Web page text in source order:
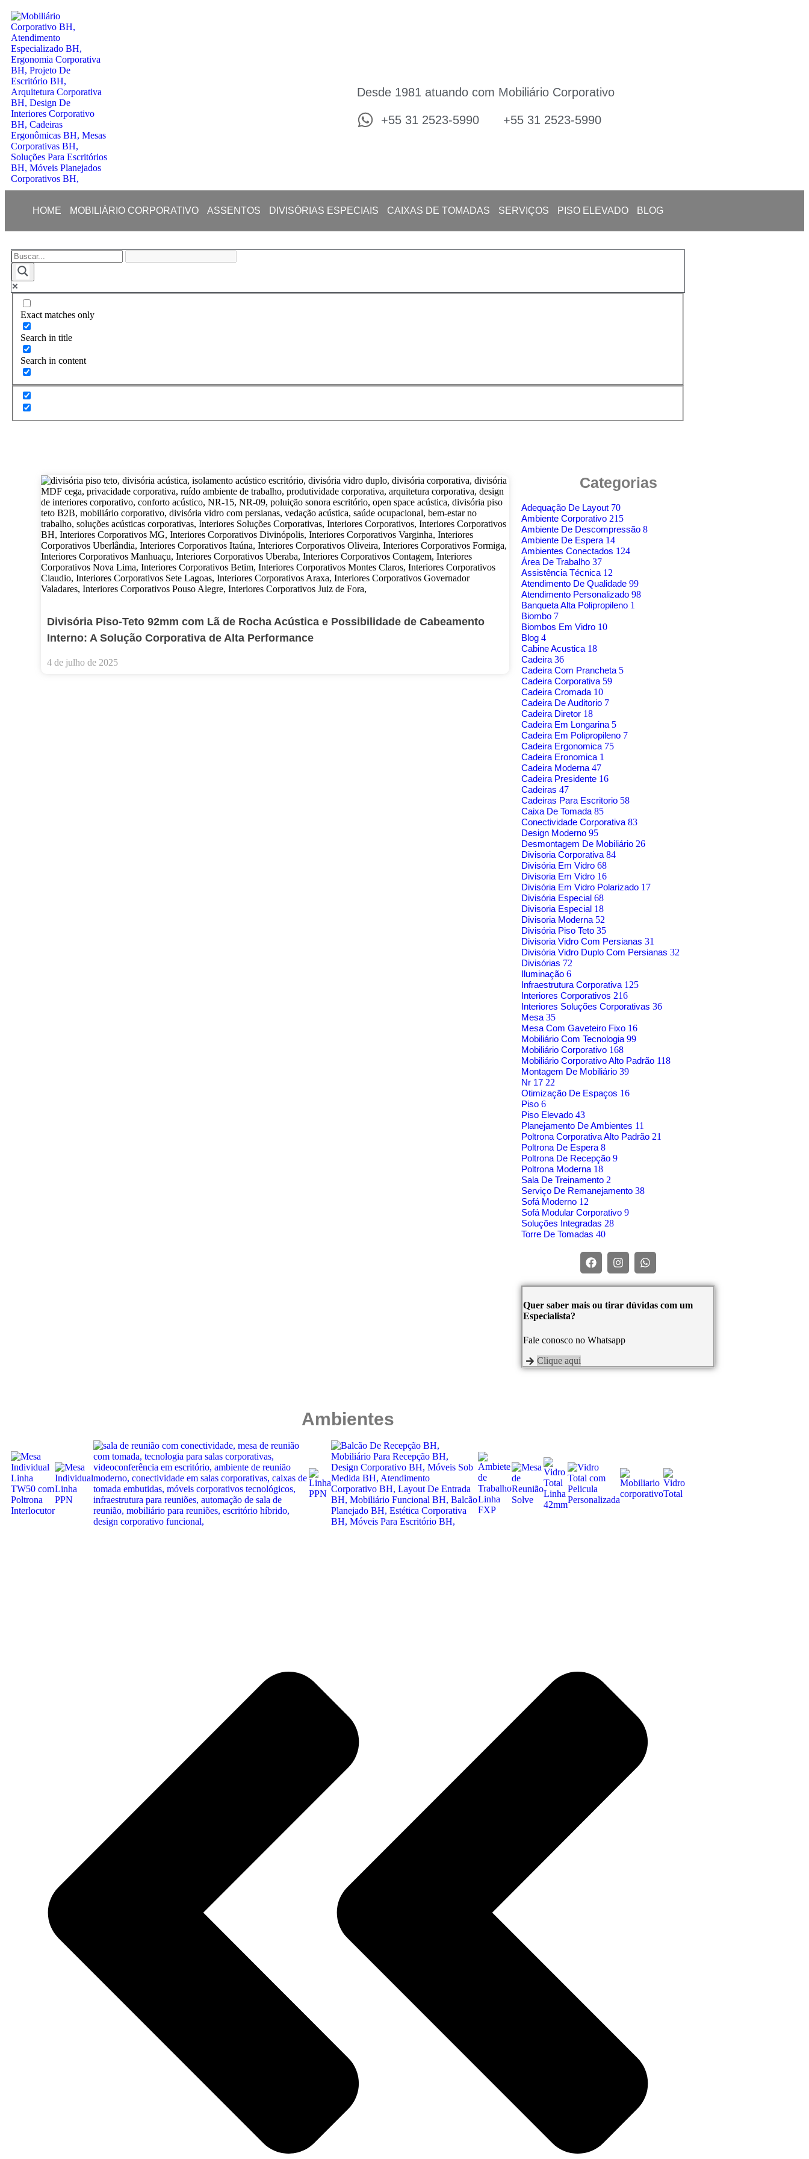
Desde 1981 atuando com Mobiliário Corporativo
+55 31 2523-5990 +55 31 2523-5990
HOME MOBILIÁRIO CORPORATIVO ASSENTOS DIVISÓRIAS ESPECIAIS CAIXAS DE TOMADAS SERVIÇOS PISO ELEVADO BLOG
Exact matches only
Search in title
Search in content
Divisória Piso-Teto 92mm com Lã de Rocha Acústica e Possibilidade de Cabeamento
Interno: A Solução Corporativa de Alta Performance
4 de julho de 2025
Categorias
Adequação De Layout 70
Ambiente Corporativo 215
Ambiente De Descompressão 8
Ambiente De Espera 14
Ambientes Conectados 124
Área De Trabalho 37
Assistência Técnica 12
Atendimento De Qualidade 99
Atendimento Personalizado 98
Banqueta Alta Polipropileno 1
Biombo 7
Biombos Em Vidro 10
Blog 4
Cabine Acustica 18
Cadeira 36
Cadeira Com Prancheta 5
Cadeira Corporativa 59
Cadeira Cromada 10
Cadeira De Auditorio 7
Cadeira Diretor 18
Cadeira Em Longarina 5
Cadeira Em Polipropileno 7
Cadeira Ergonomica 75
Cadeira Eronomica 1
Cadeira Moderna 47
Cadeira Presidente 16
Cadeiras 47
Cadeiras Para Escritorio 58
Caixa De Tomada 85
Conectividade Corporativa 83
Design Moderno 95
Desmontagem De Mobiliário 26
Divisoria Corporativa 84
Divisória Em Vidro 68
Divisoria Em Vidro 16
Divisória Em Vidro Polarizado 17
Divisória Especial 68
Divisoria Especial 18
Divisoria Moderna 52
Divisória Piso Teto 35
Divisoria Vidro Com Persianas 31
Divisória Vidro Duplo Com Persianas 32
Divisórias 72
Iluminação 6
Infraestrutura Corporativa 125
Interiores Corporativos 216
Interiores Soluções Corporativas 36
Mesa 35
Mesa Com Gaveteiro Fixo 16
Mobiliário Com Tecnologia 99
Mobiliário Corporativo 168
Mobiliário Corporativo Alto Padrão 118
Montagem De Mobiliário 39
Nr 17 22
Otimização De Espaços 16
Piso 6
Piso Elevado 43
Planejamento De Ambientes 11
Poltrona Corporativa Alto Padrão 21
Poltrona De Espera 8
Poltrona De Recepção 9
Poltrona Moderna 18
Sala De Treinamento 2
Serviço De Remanejamento 38
Sofá Moderno 12
Sofá Modular Corporativo 9
Soluções Integradas 28
Torre De Tomadas 40
Quer saber mais ou tirar dúvidas com um
Especialista?
Fale conosco no Whatsapp
Clique aqui
Ambientes